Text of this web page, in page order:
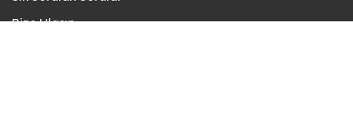
Bize Ulaşın